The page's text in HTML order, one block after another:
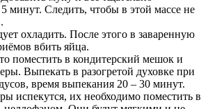
минут. Следить, чтобы в этой массе не
охладить. После этого в заваренную
вбить яйца.
поместить в кондитерский мешок и
Выпекать в разогретой духовке при
время выпекания 20 – 30 минут.
испекутся, их необходимо поместить в